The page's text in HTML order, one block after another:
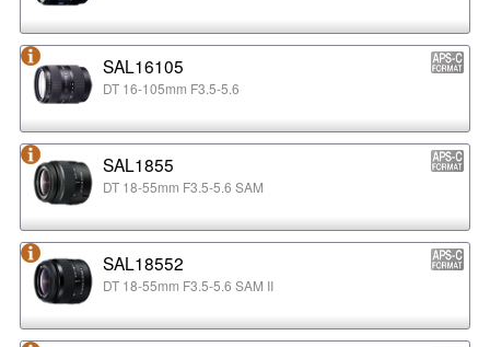
SAL16105
DT 16-105mm F3.5-5.6
SAL1855
DT 18-55mm F3.5-5.6 SAM
SAL18552
DT 18-55mm F3.5-5.6 SAM II